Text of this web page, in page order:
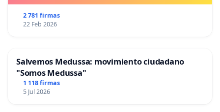
2 781 firmas
22 Feb 2026
Salvemos Medussa: movimiento ciudadano
"Somos Medussa"
1 118 firmas
5 Jul 2026